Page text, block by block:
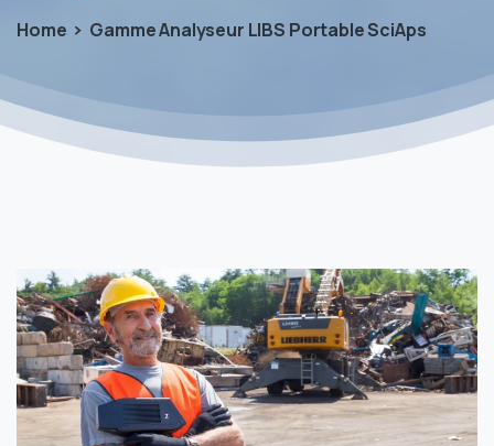
Home Gamme Analyseur LIBS Portable SciAps